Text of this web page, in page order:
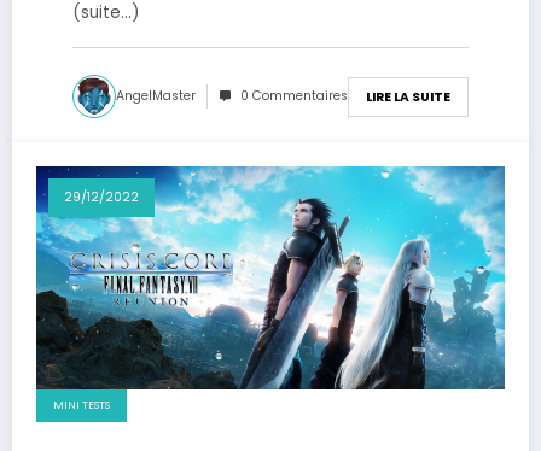
(suite…)
AngelMaster 0 Commentaires LIRE LA SUITE
29/12/2022
MINI TESTS